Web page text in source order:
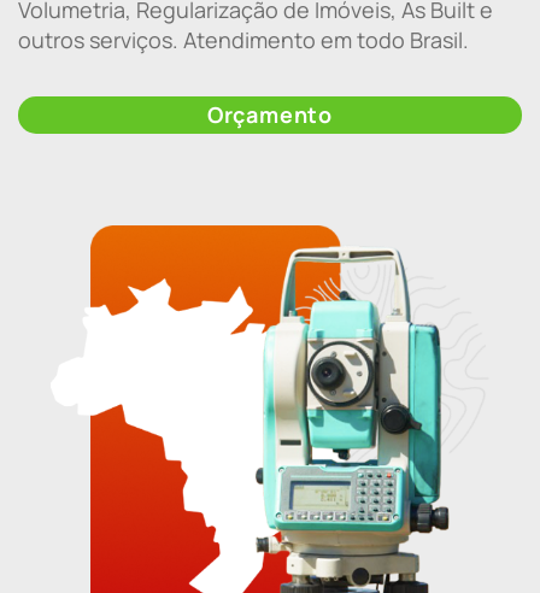
Volumetria, Regularização de Imóveis, As Built e
outros serviços. Atendimento em todo Brasil.
Orçamento